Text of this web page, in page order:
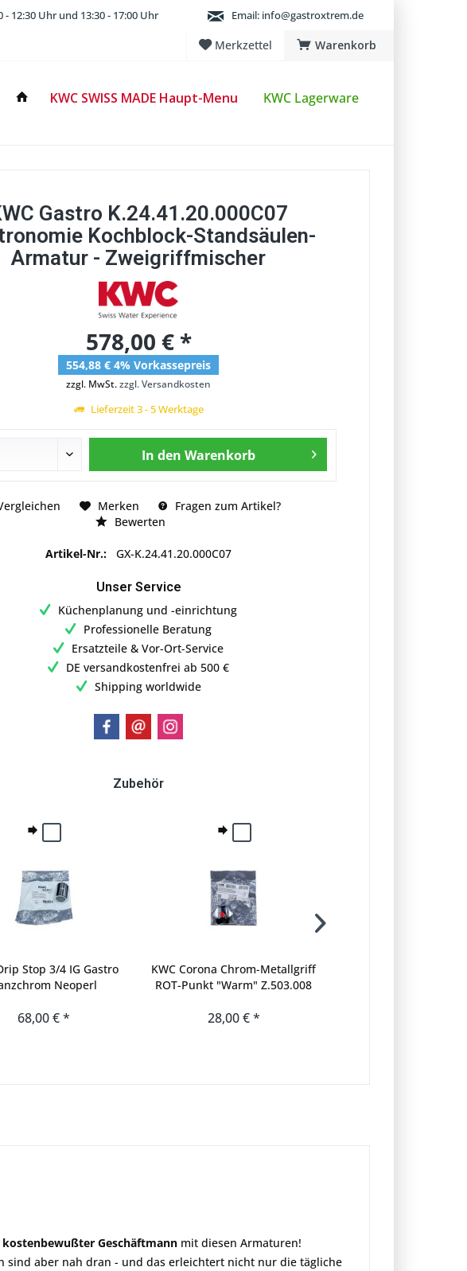
- 12:30 Uhr und 13:30 - 17:00 Uhr Email: info@gastroxtrem.de
Warenkorb
Merkzettel
KWC SWISS MADE Haupt-Menu KWC Lagerware
Gastro K.24.41.20.000C07
Kochblock-Standsäulen-
Armatur - Zweigriffmischer
578,00 € *
554,88 € 4% Vorkassepreis
zzgl. MwSt.zzgl. Versandkosten
Lieferzeit 3 - 5 Werktage
In den Warenkorb
Merken
Fragen zum Artikel?
Bewerten
Artikel-Nr.: GX-K.24.41.20.000C07
Unser Service
Küchenplanung und -einrichtung
Professionelle Beratung
Ersatzteile & Vor-Ort-Service
DE versandkostenfrei ab 500 €
Shipping worldwide
Zubehör
Stop 3/4 IG Gastro
Neoperl
68,00 € *
KWC Corona Chrom-Metallgriff
ROT-Punkt "Warm" Z.503.008
28,00 € *
kostenbewußter Geschäftmann mit diesen Armaturen!
sind aber nah dran - und das erleichtert nicht nur die tägliche